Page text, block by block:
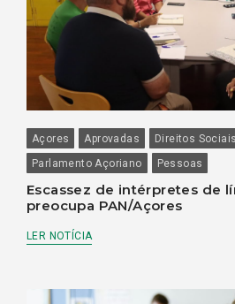
Açores Aprovadas Direitos
Parlamento Açoriano
Pessoas
Escassez de intérpretes de
preocupa PAN/Açores
LER NOTÍCIA